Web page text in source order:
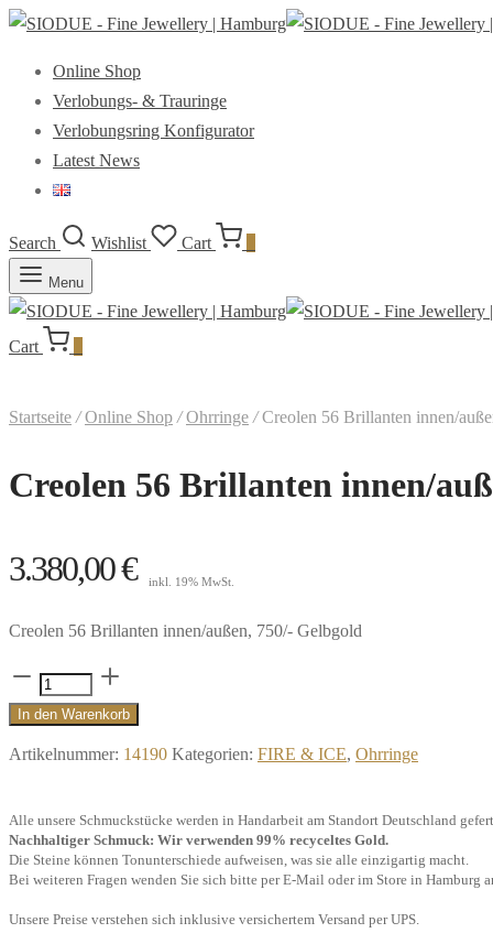
Online Shop
Verlobungs- & Trauringe
Verlobungsring Konfigurator
Latest News
Search Wishlist Cart
Menu
Cart
Startseite / Online Shop / Ohrringe /Creolen 56 Brillanten innen/
Creolen 56 Brillanten innen/
3.380,00€ inkl. 19% MwSt.
Creolen 56 Brillanten innen/außen, 750/- Gelbgold
Creolen
56
innen/außen,
Gelbgold"
Menge
In den Warenkorb
Artikelnummer: 14190 Kategorien: FIRE & ICE, Ohrringe
Alle unsere Schmuckstücke werden in Handarbeit am Standort Deutschland
Nachhaltiger Schmuck: Wir verwenden 99% recyceltes Gold.
Die Steine können Tonunterschiede aufweisen, was sie alle einzigartig macht.
Bei weiteren Fragen wenden Sie sich bitte per E-Mail oder im Store in Hamburg
Unsere Preise verstehen sich inklusive versichertem Versand per UPS.